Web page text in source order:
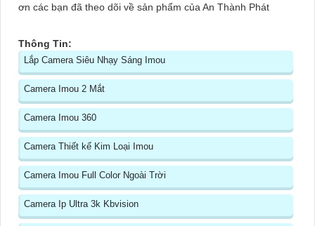
ơn các bạn đã theo dõi về sản phẩm của An Thành Phát
Thông Tin:
Lắp Camera Siêu Nhạy Sáng Imou
Camera Imou 2 Mắt
Camera Imou 360
Camera Thiết kế Kim Loại Imou
Camera Imou Full Color Ngoài Trời
Camera Ip Ultra 3k Kbvision